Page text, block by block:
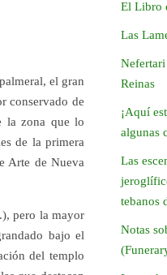
el gran
conservado de
la zona que lo
de la primera
Arte de Nueva
pero la mayor
bajo el
del templo
El Libro
Las
Reinas
¡Aquí
algunas
Las
tebanos
Notas